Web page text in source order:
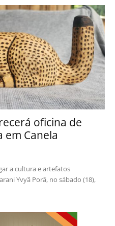
oficina de
em Canela
a cultura e artefatos
Yvyã Porâ, no sábado (18),